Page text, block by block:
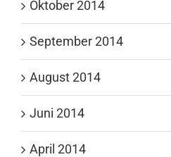
Oktober 2014
September 2014
August 2014
Juni 2014
April 2014